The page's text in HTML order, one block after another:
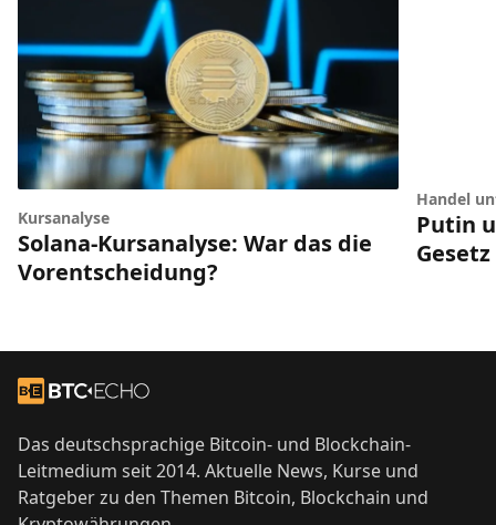
Kursanalyse
Solana-Kursanalyse: War das die
Vorentscheidung?
Handel
Putin
Zur Startseite
Das deutschsprachige Bitcoin- und Blockchain-
Leitmedium seit 2014. Aktuelle News, Kurse und
Ratgeber zu den Themen Bitcoin, Blockchain und